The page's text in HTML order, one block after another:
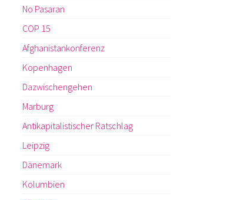
No Pasaran
COP 15
Afghanistankonferenz
Kopenhagen
Dazwischengehen
Marburg
Antikapitalistischer Ratschlag
Leipzig
Dänemark
Kolumbien